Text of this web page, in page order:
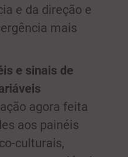
e da direção e
mais
e sinais de
agora feita
aos painéis
culturais,